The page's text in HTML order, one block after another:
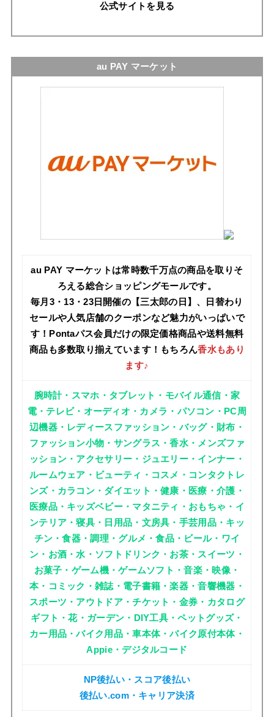
公式サイトを見る
au PAY マーケット
au PAY マーケットは常時数千万点の商品を取りそ
ろえる総合ショッピングモールです。
毎月3・13・23日開催の【三太郎の日】、日替わり
セールや人気店舗のクーポンなど魅力がいっぱいで
す！Pontaパス会員だけの限定価格商品や送料無料
商品も多数取り揃えています！もちろん香水もあり
ます♪
腕時計・スマホ・タブレット・モバイル通信・家
電・テレビ・オーディオ・カメラ・パソコン・PC周
辺機器・レディースファッション・バッグ・財布・
ファッション小物・サングラス・香水・メンズファ
ッション・アクセサリー・ジュエリー・インナー・
ルームウェア・ビューティ・コスメ・コンタクトレ
ンズ・カラコン・ダイエット・健康・医療・介護・
医療品・キッズベビー・マタニティ・おもちゃ・イ
ンテリア・寝具・日用品・文房具・手芸用品・キッ
チン・食器・調理・グルメ・食品・ビール・ワイ
ン・お酒・水・ソフトドリンク・お茶・スイーツ・
お菓子・ゲーム機・ゲームソフト・音楽・映像・
本・コミック・雑誌・電子書籍・楽器・音響機器・
スポーツ・アウトドア・チケット・金券・カタログ
ギフト・花・ガーデン・DIY工具・ペットグッズ・
カー用品・バイク用品・車本体・バイク原付本体・
Appie・デジタルコード
NP後払い・スコア後払い
後払い.com・キャリア決済